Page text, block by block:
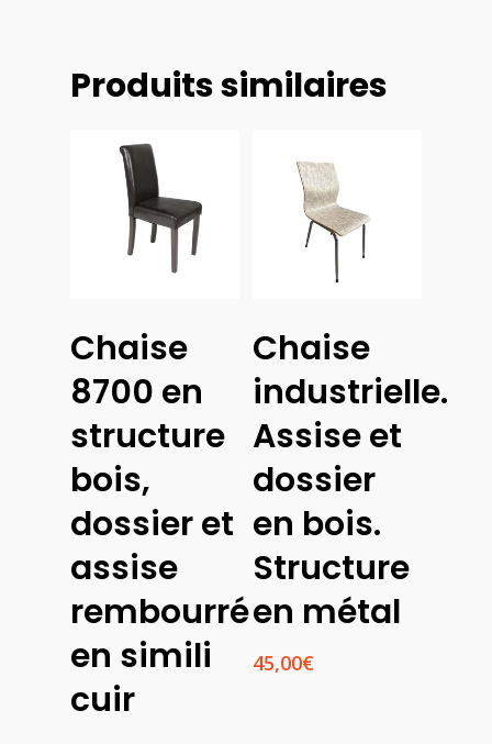
Produits similaires
Des
Options
Chaise
8700 en
structure
bois,
dossier et
assise
rembourré
en simili
cuir
Des
Options
Chaise
industrielle.
Assise et
dossier
en bois.
Structure
en métal
45,00€